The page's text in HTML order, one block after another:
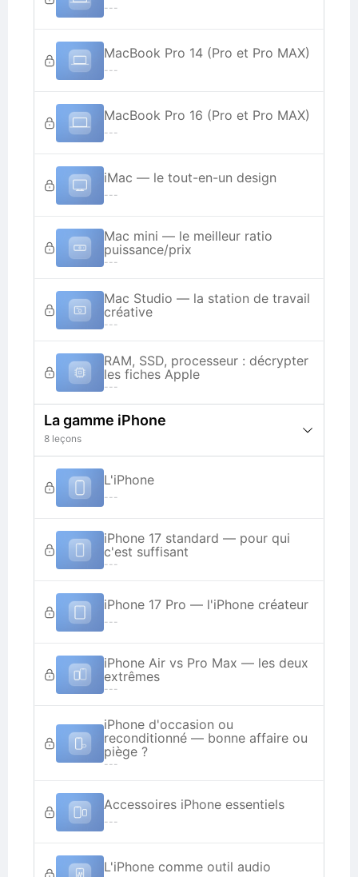
---
MacBook Pro 14 (Pro et Pro MAX)
---
MacBook Pro 16 (Pro et Pro MAX)
---
iMac — le tout-en-un design
---
Mac mini — le meilleur ratio
puissance/prix
---
Mac Studio — la station de travail
créative
---
RAM, SSD, processeur : décrypter
les fiches Apple
---
La gamme iPhone
8 leçons
L'iPhone
---
iPhone 17 standard — pour qui
c'est suffisant
---
iPhone 17 Pro — l'iPhone créateur
---
iPhone Air vs Pro Max — les deux
extrêmes
---
iPhone d'occasion ou
reconditionné — bonne affaire ou
piège ?
---
Accessoires iPhone essentiels
---
L'iPhone comme outil audio